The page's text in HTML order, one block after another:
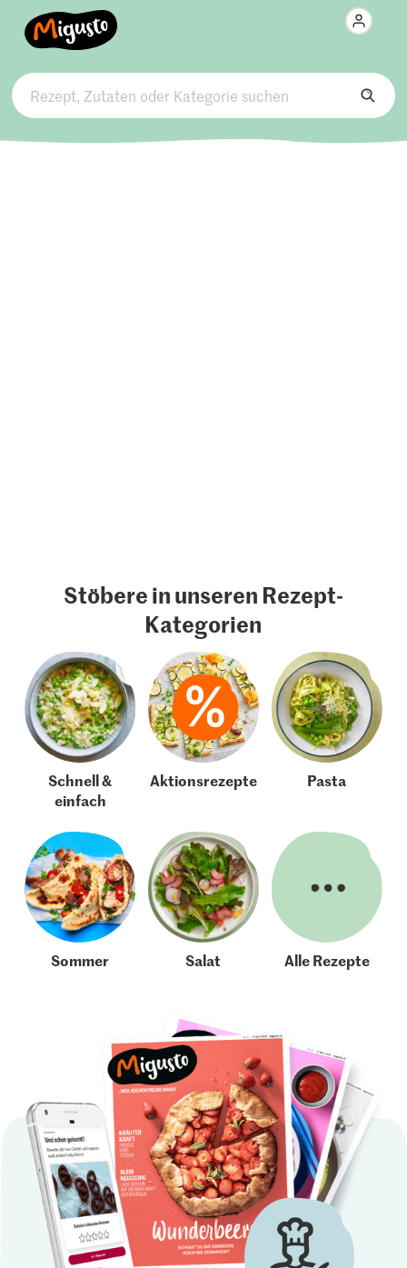
Stöbere in unseren Rezept-
Kategorien
Schnell &
einfach
Aktionsrezepte Pasta
Sommer Salat Alle Rezepte